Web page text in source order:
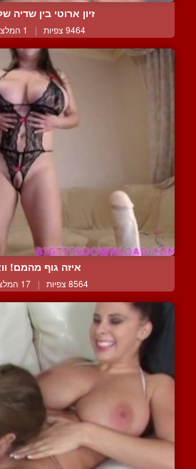
זיון ארוטי בין שדיה
9464 צפיות | 1 המלצות
איזה גוף מהמם!
8564 צפיות | 17 המלצות